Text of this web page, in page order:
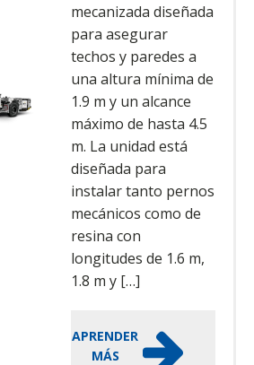
mecanizada diseñada
para asegurar
techos y paredes a
una altura mínima de
1.9 m y un alcance
máximo de hasta 4.5
m. La unidad está
diseñada para
instalar tanto pernos
mecánicos como de
resina con
longitudes de 1.6 m,
1.8 m y […]
APRENDER
MÁS